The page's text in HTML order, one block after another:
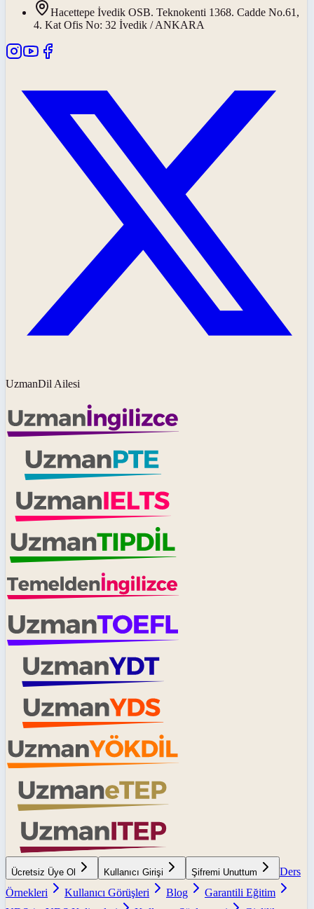
Hacettepe İvedik OSB. Teknokenti 1368. Cadde No.61,
4. Kat Ofis No: 32 İvedik / ANKARA
UzmanDil Ailesi
Ücretsiz Üye Ol Kullanıcı Girişi Şifremi Unuttum
Ders
Örnekleri
Kullanıcı Görüşleri Blog
Garantili Eğitim